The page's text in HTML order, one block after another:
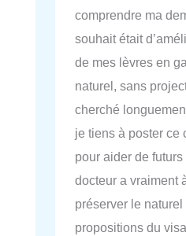
comprendre ma
souhait était
de mes lèvres en
naturel, sans
cherché
je tiens à poster ce
pour aider de
docteur a vraiment
préserver le
propositions du